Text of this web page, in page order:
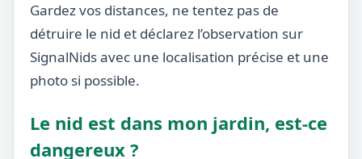
Gardez vos distances, ne tentez pas de
détruire le nid et déclarez l’observation sur
SignalNids avec une localisation précise et une
photo si possible.
Le nid est dans mon jardin, est-ce
dangereux ?